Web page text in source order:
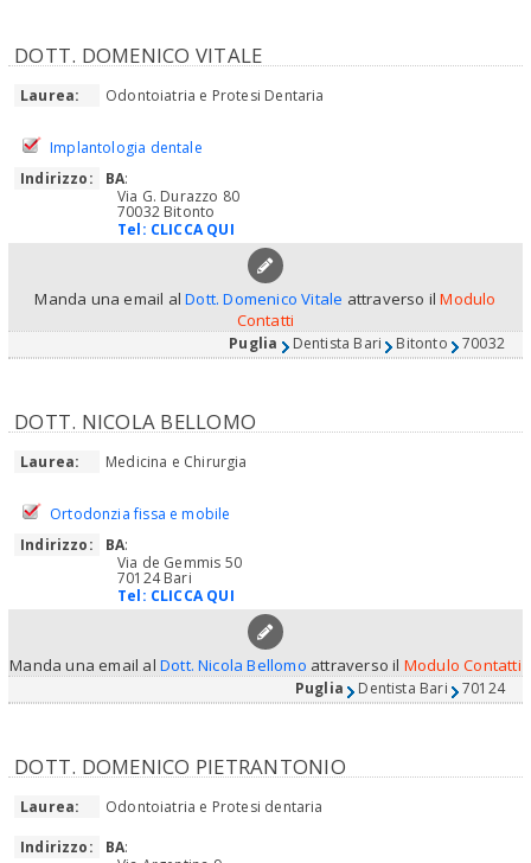
DOTT. DOMENICO VITALE
Laurea: Odontoiatria e Protesi Dentaria
Implantologia dentale
Indirizzo:
BA:
Via G. Durazzo 80
70032 Bitonto
Tel: CLICCA QUI
Manda una email alDott. Domenico Vitale attraverso ilModulo
Contatti
Puglia Dentista Bari Bitonto 70032
DOTT. NICOLA BELLOMO
Laurea: Medicina e Chirurgia
Ortodonzia fissa e mobile
Indirizzo:
BA:
Via de Gemmis 50
70124 Bari
Tel: CLICCA QUI
Manda una email al Dott. Nicola Bellomo attraverso il Modulo Contatti
Puglia Dentista Bari 70124
DOTT. DOMENICO PIETRANTONIO
Laurea:
Odontoiatria e Protesi dentaria
Indirizzo:
BA: